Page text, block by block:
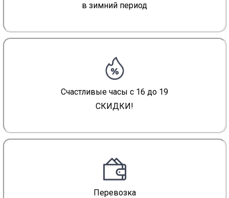
в зимний период
Счастливые часы с 16 до 19
СКИДКИ!
Перевозка